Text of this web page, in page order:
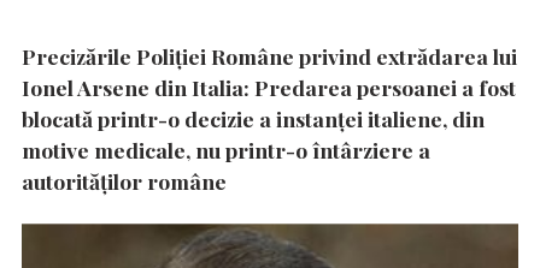
Precizările Poliţiei Române privind extrădarea lui
Ionel Arsene din Italia: Predarea persoanei a fost
blocată printr-o decizie a instanţei italiene, din
motive medicale, nu printr-o întârziere a
autorităţilor române